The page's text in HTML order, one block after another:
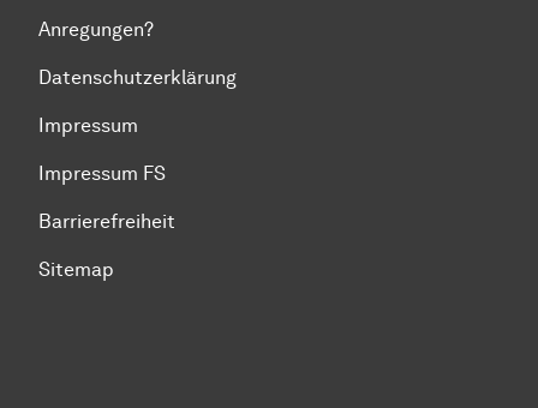
Anregungen?
Datenschutzerklärung
Impressum
Impressum FS
Barrierefreiheit
Sitemap